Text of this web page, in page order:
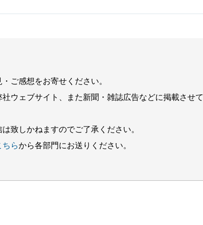
ご感想をお寄せください。
ウェブサイト、また新聞・雑誌広告などに掲載させて
致しかねますのでご了承ください。
ちらから各部門にお送りください。